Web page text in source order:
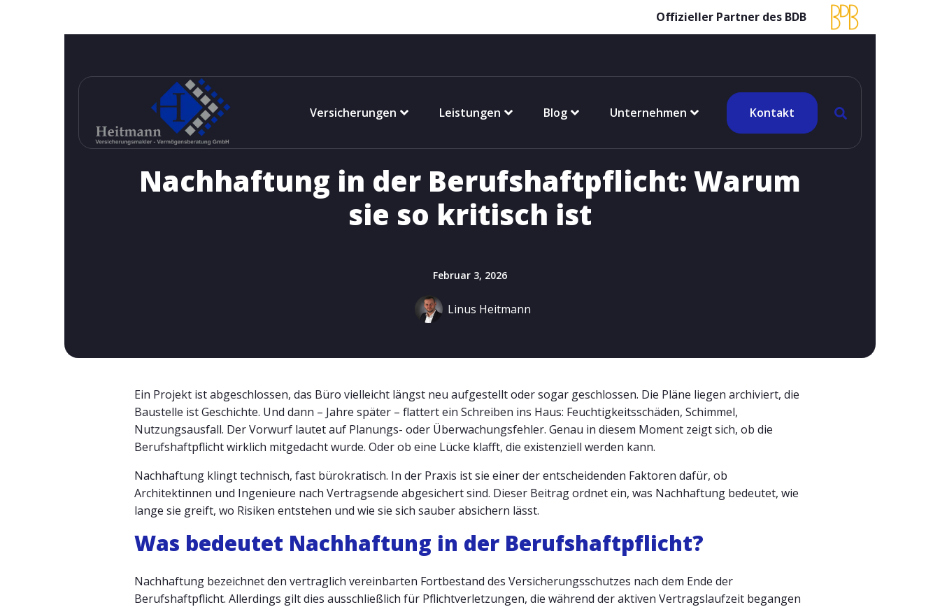
Offizieller Partner des BDB
Versicherungen Leistungen Blog Unternehmen Kontakt
Nachhaftung in der Berufshaftpflicht: Warum
sie so kritisch ist
Februar 3, 2026
Linus Heitmann
Ein Projekt ist abgeschlossen, das Büro vielleicht längst neu aufgestellt oder sogar geschlossen. Die Pläne liegen archiviert, die
Baustelle ist Geschichte. Und dann – Jahre später – flattert ein Schreiben ins Haus: Feuchtigkeitsschäden, Schimmel,
Nutzungsausfall. Der Vorwurf lautet auf Planungs- oder Überwachungsfehler. Genau in diesem Moment zeigt sich, ob die
Berufshaftpflicht wirklich mitgedacht wurde. Oder ob eine Lücke klafft, die existenziell werden kann.
Nachhaftung klingt technisch, fast bürokratisch. In der Praxis ist sie einer der entscheidenden Faktoren dafür, ob
Architektinnen und Ingenieure nach Vertragsende abgesichert sind. Dieser Beitrag ordnet ein, was Nachhaftung bedeutet, wie
lange sie greift, wo Risiken entstehen und wie sie sich sauber absichern lässt.
Was bedeutet Nachhaftung in der Berufshaftpflicht?
Nachhaftung bezeichnet den vertraglich vereinbarten Fortbestand des Versicherungsschutzes nach dem Ende der
Berufshaftpflicht. Allerdings gilt dies ausschließlich für Pflichtverletzungen, die während der aktiven Vertragslaufzeit begangen